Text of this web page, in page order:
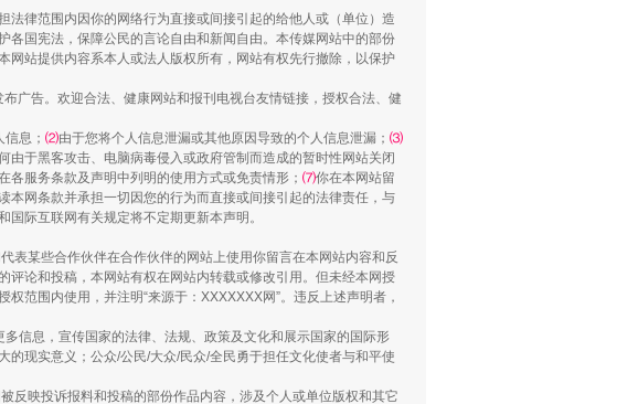
“谁都不怕”的他落马了
律范围内因你的网络行为直接或间接引起的给他人或（单位）造
国宪法，保障公民的言论自由和新闻自由。本传媒网站中的部份
站提供内容系本人或法人版权所有，网站有权先行撤除，以保护
广告。欢迎合法、健康网站和报刊电视台友情链接，授权合法、健
息； ⑵由于您将个人信息泄漏或其他原因导致的个人信息泄漏； ⑶
由于黑客攻击、电脑病毒侵入或政府管制而造成的暂时性网站关闭
各服务条款及声明中列明的使用方式或免责情形； ⑺你在本网站留
网条款并承担一切因您的行为而直接或间接引起的法律责任，与
际互联网有关规定将不定期更新本声明。
表某些合作伙伴在合作伙伴的网站上使用你留言在本网站内容和反
论和投稿，本网站有权在网站内转载或修改引用。但未经本网授
范围内使用，并注明“来源于：XXXXXXX网”。违反上述声明者，
信息，宣传国家的法律、法规、政策及文化和展示国家的国际形
现实意义；公众/公民/大众/民众/全民勇于担任文化使者与和平使
反映投诉报料和投稿的部份作品内容，涉及个人或单位版权和其它